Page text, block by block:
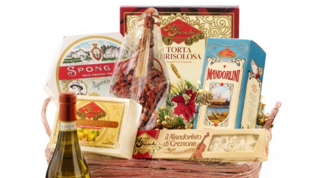
Mostarda di frutta mista di Cremona FIESCHI 380g -
frutta candita assortita in proporzione variabile
(fichi,pere bianche, pesche, albicocche, ciliegie rosse,
clementine, zucchero, sciroppo di glucosio. Coloranti E127
(ciliegie).Conservanti: sorbato potassio E202,ANIDRIDE
SOLFOROSA E220 (come residuo)),sciroppo di glucosio,
aroma SENAPE. Conservanti: sorbato di potassio
E202.Prodotto in uno stabilimento che utilizza anche frutta a
guscio. SENZA GLUTINE.VALORI NUTRIZIONALI per